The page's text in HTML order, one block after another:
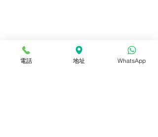
電話 地址 WhatsApp